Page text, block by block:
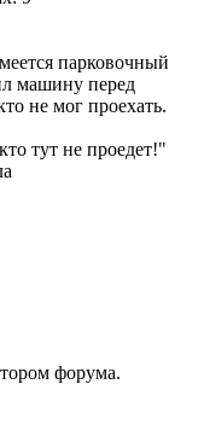
парковочный
машину перед
не мог проехать.
тут не проедет!"
форума.